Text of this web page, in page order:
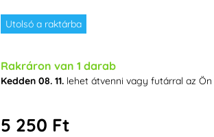
Utolsó a raktárba
Rakráron van 1 darab
Kedden 08. 11.lehet átvenni vagy futárral az Ön
5 250 Ft